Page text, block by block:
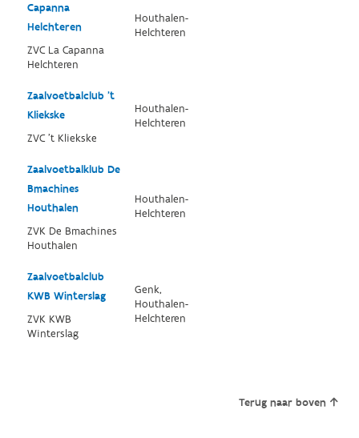
Capanna
Helchteren
ZVC La Capanna
Helchteren
Houthalen-
Helchteren
Zaalvoetbalclub 't
Kliekske
ZVC 't Kliekske
Houthalen-
Helchteren
Zaalvoetbalklub De
Bmachines
Houthalen
ZVK De Bmachines
Houthalen
Houthalen-
Helchteren
Zaalvoetbalclub
KWB Winterslag
ZVK KWB
Winterslag
Genk,
Houthalen-
Helchteren
Terug naar boven